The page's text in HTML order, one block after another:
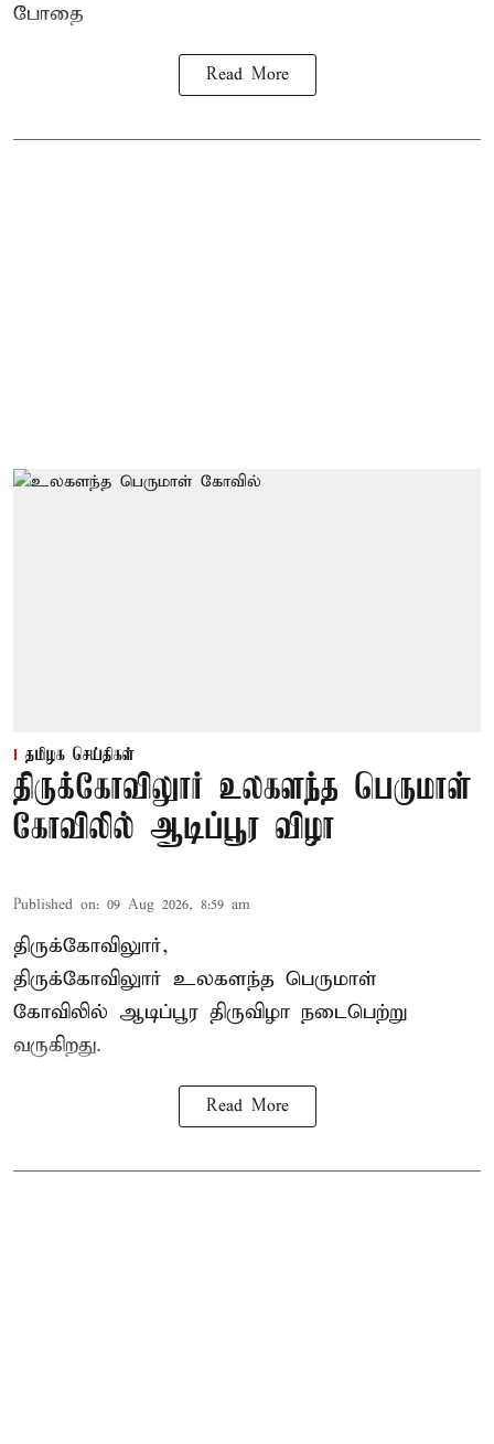
போதை
Read More
தமிழக செய்திகள்
திருக்கோவிலுார் உலகளந்த பெருமாள்
கோவிலில் ஆடிப்பூர விழா
Published on: 09 Aug 2026, 8:59 am
திருக்கோவிலுார்,
திருக்கோவிலுார் உலகளந்த பெருமாள்
கோவிலில் ஆடிப்பூர திருவிழா நடைபெற்று
வருகிறது.
Read More